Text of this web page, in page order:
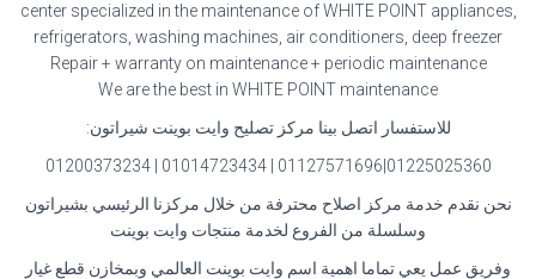
center specialized in the maintenance of WHITE POINT appliances,
refrigerators, washing machines, air conditioners, deep freezer
Repair + warranty on maintenance + periodic maintenance
We are the best in WHITE POINT maintenance
للاستفسار اتصل بينا مركز تصليح وايت بوينت شيراتون:
01225025360|01127571696 | 01014723434 | 01200373234
نحن نقدم خدمة مركز اصلاح محترفة من خلال مركزنا الرئيسي بشيراتون
وسلسلة من الفروع لخدمة منتجات وايت بوينت
وفريق عمل يعي تماما اهمية اسم وايت بوينت العالمي وبمخازن قطع غيار